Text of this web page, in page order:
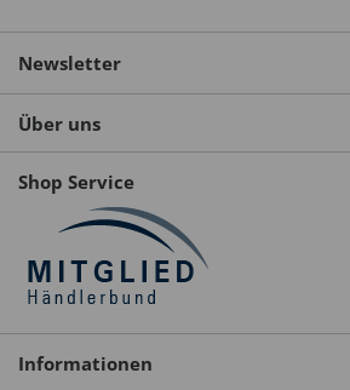
Newsletter
Über uns
Shop Service
Informationen